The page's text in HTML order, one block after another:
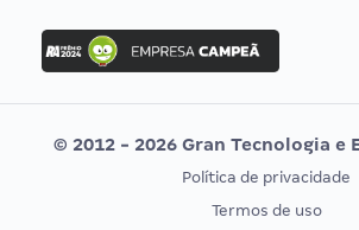
Concurso Ibama
Concurso MPU
Editais publicados
Vunesp
CONCURSOS POR PROFISSÃO
EXAME
© 2012 - 2026 Gran Tecnologia e
Política de privacidade
Termos de uso